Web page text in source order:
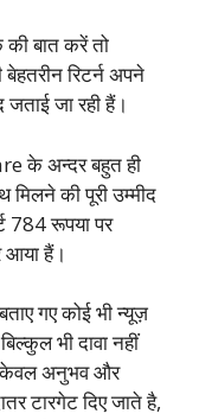
की बात करें तो
रिटर्न अपने
जा रही हैं।
के अन्दर बहुत ही
की पूरी उम्मीद
784 रूपया पर
आया हैं।
गए कोई भी न्यूज़
भी दावा नहीं
केवल अनुभव और
टारगेट दिए जाते है,